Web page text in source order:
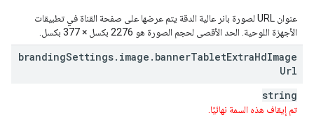
عنوان URL لصورة بانر عالية الدقة يتم عرضها على صفحة القناة في تطبيقات
الأجهزة اللوحية. الحد الأقصى لحجم الصورة هو 2276 بكسل × 377 بكسل.
brandingSettings. image . bannerTabletExtraHdImage
Url
string
تم إيقاف هذه السمة نهائيًا.